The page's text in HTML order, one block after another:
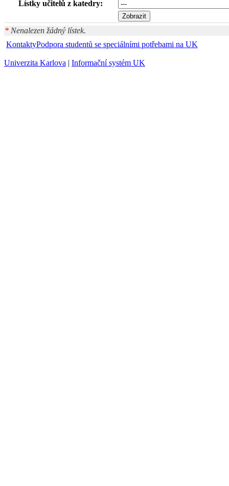
Lístky učitelů z katedry:
* Nenalezen žádný lístek.
KontaktyPodpora studentů se speciálními potřebami na UK
Univerzita Karlova | Informační systém UK